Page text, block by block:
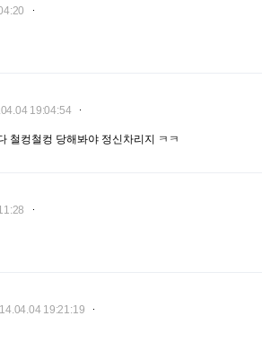
19:04:54
철컹철컹 당해봐야 정신차리지 ㅋㅋ
19:21:19